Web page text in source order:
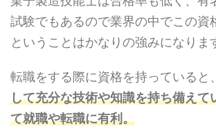
試験でもあるので業界の中でこの資
ということはかなりの強みになりま
転職をする際に資格を持っていると、
して充分な技術や知識を持ち備えて
て就職や転職に有利。